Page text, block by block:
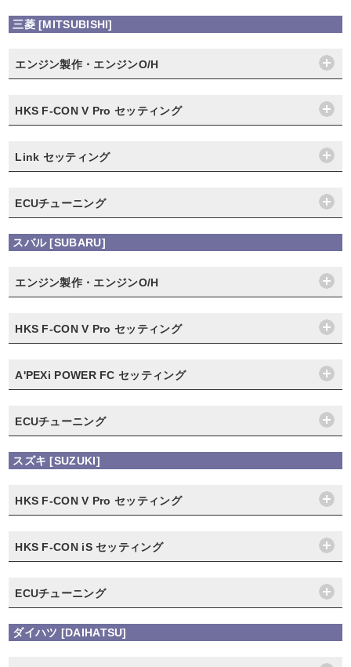
三菱 [MITSUBISHI]
エンジン製作・エンジンO/H
HKS F-CON V Pro セッティング
Link セッティング
ECUチューニング
スバル [SUBARU]
エンジン製作・エンジンO/H
HKS F-CON V Pro セッティング
A'PEXi POWER FC セッティング
ECUチューニング
スズキ [SUZUKI]
HKS F-CON V Pro セッティング
HKS F-CON iS セッティング
ECUチューニング
ダイハツ [DAIHATSU]